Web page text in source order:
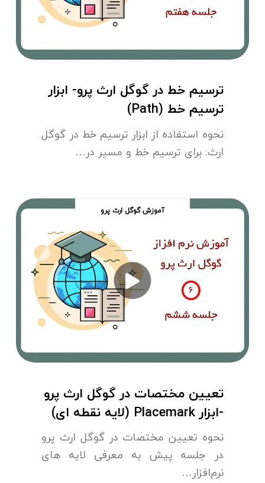
ترسیم خط در گوگل ارث پرو- ابزار
ترسیم خط (Path)
نحوه استفاده از ابزار ترسیم خط در گوگل
ارث: برای ترسیم خط و مسیر در…
آموزش گوگل ارث پرو
تعیین مختصات در گوگل ارث پرو
-ابزار Placemark (لایه نقطه ای)
نحوه تعیین مختصات در گوگل ارث پرو
در جلسه پیش به معرفی لایه های
نرم‌افزار…